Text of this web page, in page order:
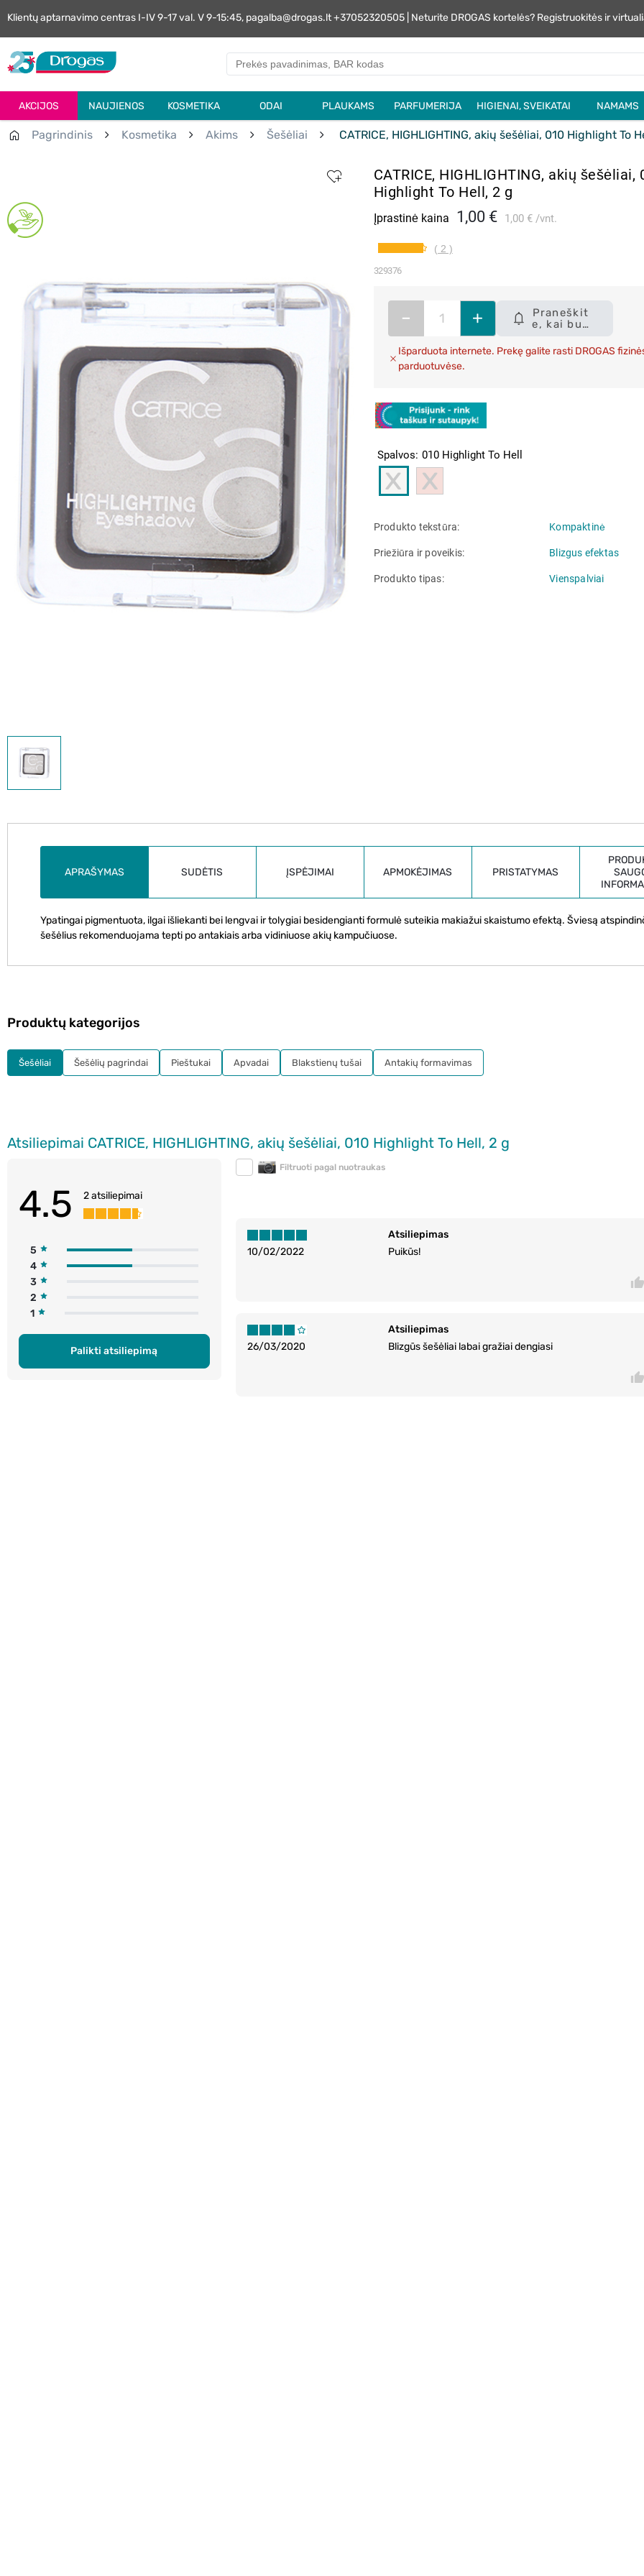
Klientų aptarnavimo centras I-IV 9-17 val. V 9-15:45, pagalba@drogas.lt +37052320505 | Neturite DROGAS kortelės? Registruokitės ir
AKCIJOS NAUJIENOS KOSMETIKA ODAI PLAUKAMS PARFUMERIJA HIGIENAI, SVEIKATAI NAMAMS
Pagrindinis Kosmetika Akims Šešėliai CATRICE, HIGHLIGHTING, akių šešėliai, 010 Highlight To
CATRICE, HIGHLIGHTING, akių šešėliai,
Highlight To Hell, 2 g
Įprastinė kaina 1,00 € 1,00 € vnt.
( 2 )
329376
Spalvos 010 Highlight To Hell
– +
Praneškit
e, kai bus
Išparduota internete. Prekę galite rasti DROGAS
parduotuvėse.
Produkto tekstūra Kompaktinė
Priežiūra ir poveikis Blizgus efektas
Produkto tipas Vienspalviai
APRAŠYMAS SUDĖTIS ĮSPĖJIMAI APMOKĖJIMAS PRISTATYMAS
Ypatingai pigmentuota, ilgai išliekanti bei lengvai ir tolygiai besidengianti formulė suteikia makiažui skaistumo efektą. Šviesą
šešėlius rekomenduojama tepti po antakiais arba vidiniuose akių kampučiuose.
Atsiliepimai CATRICE, HIGHLIGHTING, akių šešėliai, 010 Highlight To Hell, 2 g
4.5 2 atsiliepimai
5
4
3
2
1
Palikti atsiliepimą
Filtruoti pagal nuotraukas
10/02/2022
Atsiliepimas
Puikūs!
26/03/2020
Atsiliepimas
Blizgūs šešėliai labai gražiai dengiasi
Produktų kategorijos
Šešėliai Šešėlių pagrindai Pieštukai Apvadai Blakstienų tušai Antakių formavimas